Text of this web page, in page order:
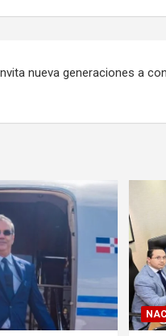
nueva generaciones a